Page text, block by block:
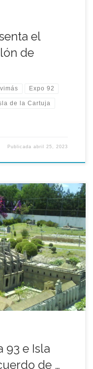
el
de
Expo 92
de la Cartuja
Publicadaabril 25, 2023
Cartuja 93 e Isla
de <<Andalucía de
en la Expo-
de Cartuja 93,
Isla Mágica,
93 e Isla
de …